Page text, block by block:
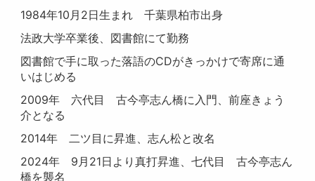
1984年10月2日生まれ 千葉県柏市出身
法政大学卒業後、図書館にて勤務
図書館で手に取った落語のCDがきっかけで寄席に通
いはじめる
2009年 六代目 古今亭志ん橋に入門、前座きょう
介となる
2014年 二ツ目に昇進、志ん松と改名
2024年 9月21日より真打昇進、七代目 古今亭志ん
橋を襲名